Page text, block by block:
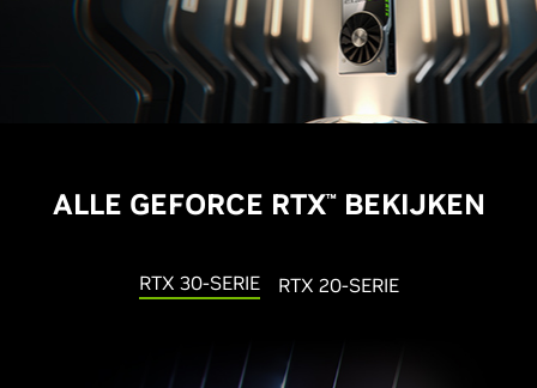
ALLE GEFORCE RTX™BEKIJKEN
RTX 30-SERIE RTX 20-SERIE